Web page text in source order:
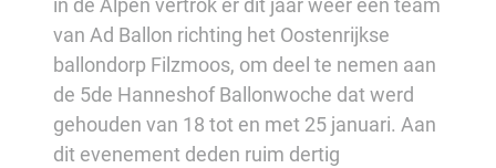
in de Alpen vertrok er dit jaar weer een team
van Ad Ballon richting het Oostenrijkse
ballondorp Filzmoos, om deel te nemen aan
de 5de Hanneshof Ballonwoche dat werd
gehouden van 18 tot en met 25 januari. Aan
dit evenement deden ruim dertig